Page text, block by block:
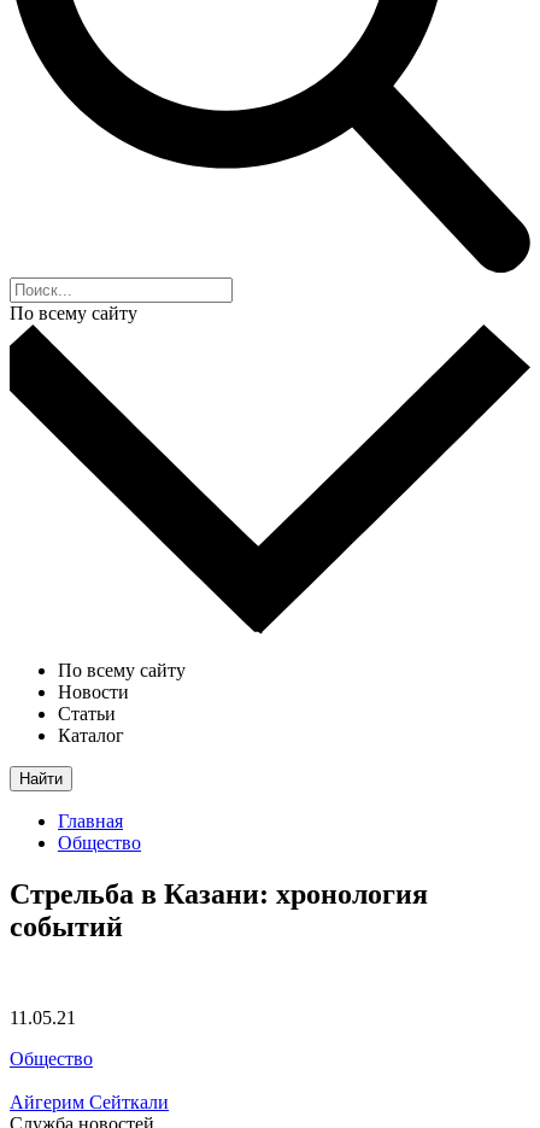
По всему сайту
По всему сайту
Новости
Статьи
Каталог
Найти
Главная
Общество
Стрельба в Казани: хронология
событий
11.05.21
Общество
Айгерим Сейткали